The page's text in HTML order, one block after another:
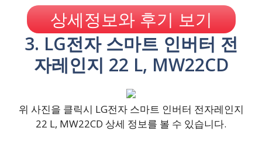
상세정보와 후기 보기
3. LG전자 스마트 인버터 전
자레인지 22 L, MW22CD
위 사진을 클릭시 LG전자 스마트 인버터 전자레인지
22 L, MW22CD 상세 정보를 볼 수 있습니다.